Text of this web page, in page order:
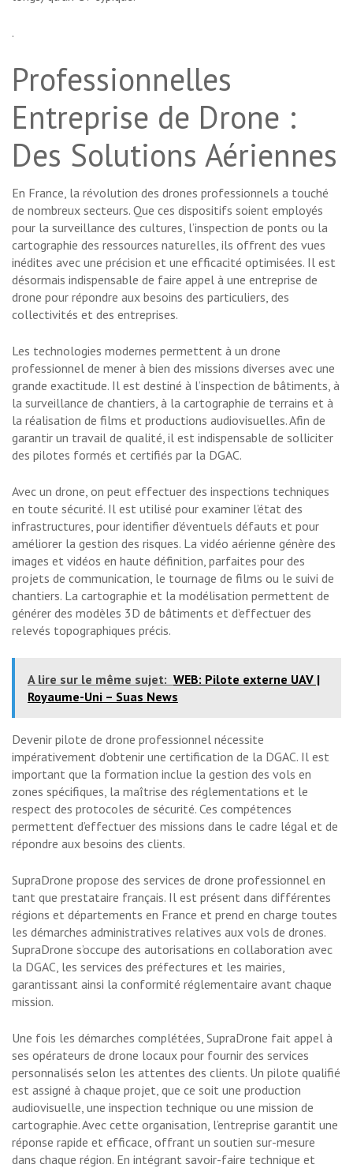
.
Professionnelles
Entreprise de Drone :
Des Solutions Aériennes
En France, la révolution des drones professionnels a touché
de nombreux secteurs. Que ces dispositifs soient employés
pour la surveillance des cultures, l’inspection de ponts ou la
cartographie des ressources naturelles, ils offrent des vues
inédites avec une précision et une efficacité optimisées. Il est
désormais indispensable de faire appel à une entreprise de
drone pour répondre aux besoins des particuliers, des
collectivités et des entreprises.
Les technologies modernes permettent à un drone
professionnel de mener à bien des missions diverses avec une
grande exactitude. Il est destiné à l’inspection de bâtiments, à
la surveillance de chantiers, à la cartographie de terrains et à
la réalisation de films et productions audiovisuelles. Afin de
garantir un travail de qualité, il est indispensable de solliciter
des pilotes formés et certifiés par la DGAC.
Avec un drone, on peut effectuer des inspections techniques
en toute sécurité. Il est utilisé pour examiner l’état des
infrastructures, pour identifier d’éventuels défauts et pour
améliorer la gestion des risques. La vidéo aérienne génère des
images et vidéos en haute définition, parfaites pour des
projets de communication, le tournage de films ou le suivi de
chantiers. La cartographie et la modélisation permettent de
générer des modèles 3D de bâtiments et d’effectuer des
relevés topographiques précis.
A lire sur le même sujet: WEB: Pilote externe UAV |
Royaume-Uni – Suas News
Devenir pilote de drone professionnel nécessite
impérativement d’obtenir une certification de la DGAC. Il est
important que la formation inclue la gestion des vols en
zones spécifiques, la maîtrise des réglementations et le
respect des protocoles de sécurité. Ces compétences
permettent d’effectuer des missions dans le cadre légal et de
répondre aux besoins des clients.
SupraDrone propose des services de drone professionnel en
tant que prestataire français. Il est présent dans différentes
régions et départements en France et prend en charge toutes
les démarches administratives relatives aux vols de drones.
SupraDrone s’occupe des autorisations en collaboration avec
la DGAC, les services des préfectures et les mairies,
garantissant ainsi la conformité réglementaire avant chaque
mission.
Une fois les démarches complétées, SupraDrone fait appel à
ses opérateurs de drone locaux pour fournir des services
personnalisés selon les attentes des clients. Un pilote qualifié
est assigné à chaque projet, que ce soit une production
audiovisuelle, une inspection technique ou une mission de
cartographie. Avec cette organisation, l’entreprise garantit une
réponse rapide et efficace, offrant un soutien sur-mesure
dans chaque région. En intégrant savoir-faire technique et